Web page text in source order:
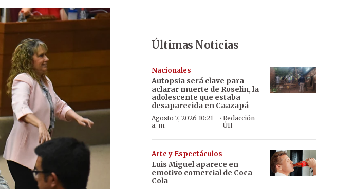
Últimas Noticias
Nacionales
Autopsia será clave para
aclarar muerte de Roselin, la
adolescente que estaba
desaparecida en Caazapá
Agosto 7, 2026 10:21
a. m.
· Redacción
ÚH
Arte y Espectáculos
Luis Miguel aparece en
emotivo comercial de Coca
Cola